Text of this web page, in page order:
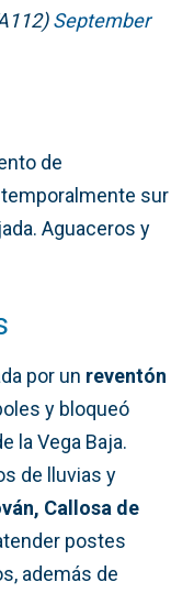
September
de
sur
Aguaceros y
por un reventón
y bloqueó
la Vega Baja.
de lluvias y
Callosa de
postes
además de